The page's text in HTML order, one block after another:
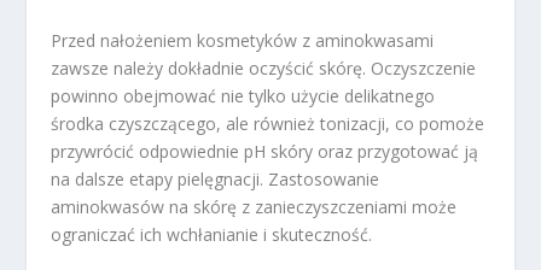
Przed nałożeniem kosmetyków z aminokwasami
zawsze należy dokładnie oczyścić skórę. Oczyszczenie
powinno obejmować nie tylko użycie delikatnego
środka czyszczącego, ale również tonizacji, co pomoże
przywrócić odpowiednie pH skóry oraz przygotować ją
na dalsze etapy pielęgnacji. Zastosowanie
aminokwasów na skórę z zanieczyszczeniami może
ograniczać ich wchłanianie i skuteczność.